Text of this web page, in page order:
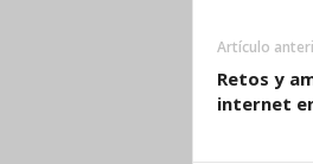
Artículo
Retos y
internet